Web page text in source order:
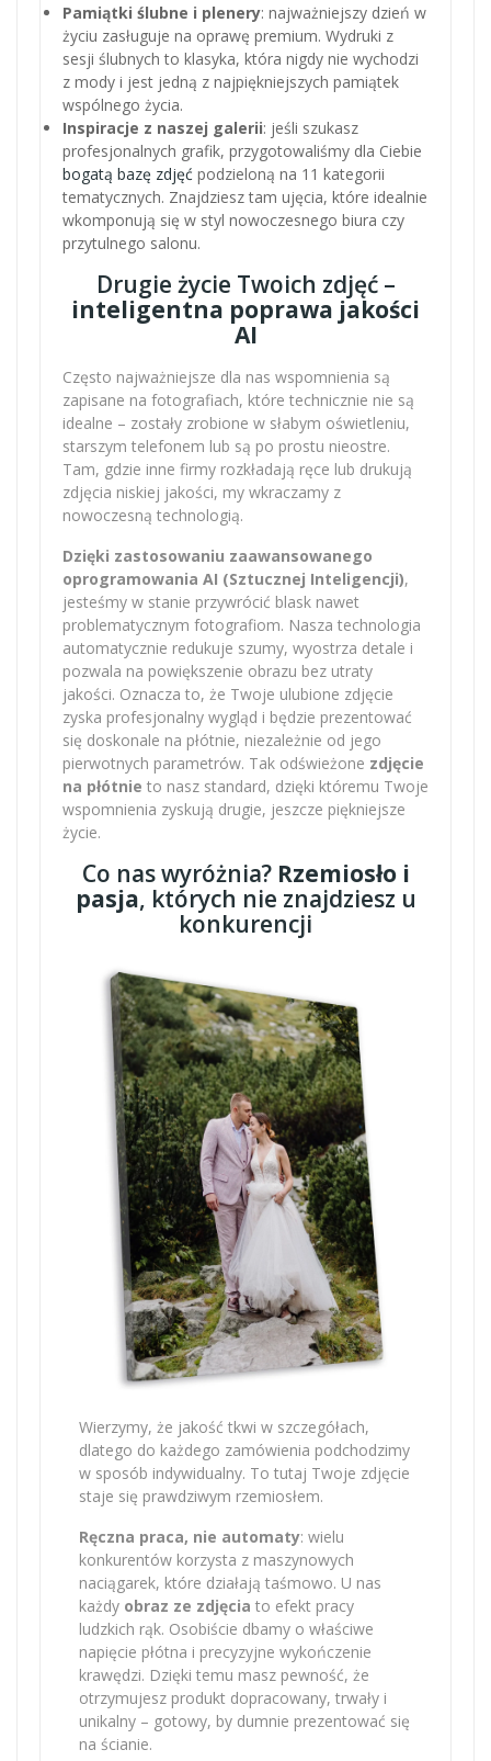
Pamiątki ślubne i plenery: najważniejszy dzień w
życiu zasługuje na oprawę premium. Wydruki z
sesji ślubnych to klasyka, która nigdy nie wychodzi
z mody i jest jedną z najpiękniejszych pamiątek
wspólnego życia.
Inspiracje z naszej galerii: jeśli szukasz
profesjonalnych grafik, przygotowaliśmy dla Ciebie
bogatą bazę zdjęć podzieloną na 11 kategorii
tematycznych. Znajdziesz tam ujęcia, które idealnie
wkomponują się w styl nowoczesnego biura czy
przytulnego salonu.
Drugie życie Twoich zdjęć –
inteligentna poprawa jakości
AI
Często najważniejsze dla nas wspomnienia są
zapisane na fotografiach, które technicznie nie są
idealne – zostały zrobione w słabym oświetleniu,
starszym telefonem lub są po prostu nieostre.
Tam, gdzie inne firmy rozkładają ręce lub drukują
zdjęcia niskiej jakości, my wkraczamy z
nowoczesną technologią.
Dzięki zastosowaniu zaawansowanego
oprogramowania AI (Sztucznej Inteligencji),
jesteśmy w stanie przywrócić blask nawet
problematycznym fotografiom. Nasza technologia
automatycznie redukuje szumy, wyostrza detale i
pozwala na powiększenie obrazu bez utraty
jakości. Oznacza to, że Twoje ulubione zdjęcie
zyska profesjonalny wygląd i będzie prezentować
się doskonale na płótnie, niezależnie od jego
pierwotnych parametrów. Tak odświeżone zdjęcie
na płótnie to nasz standard, dzięki któremu Twoje
wspomnienia zyskują drugie, jeszcze piękniejsze
życie.
Co nas wyróżnia? Rzemiosło i
pasja, których nie znajdziesz u
konkurencji
Wierzymy, że jakość tkwi w szczegółach,
dlatego do każdego zamówienia podchodzimy
w sposób indywidualny. To tutaj Twoje zdjęcie
staje się prawdziwym rzemiosłem.
Ręczna praca, nie automaty: wielu
konkurentów korzysta z maszynowych
naciągarek, które działają taśmowo. U nas
każdy obraz ze zdjęcia to efekt pracy
ludzkich rąk. Osobiście dbamy o właściwe
napięcie płótna i precyzyjne wykończenie
krawędzi. Dzięki temu masz pewność, że
otrzymujesz produkt dopracowany, trwały i
unikalny – gotowy, by dumnie prezentować się
na ścianie.